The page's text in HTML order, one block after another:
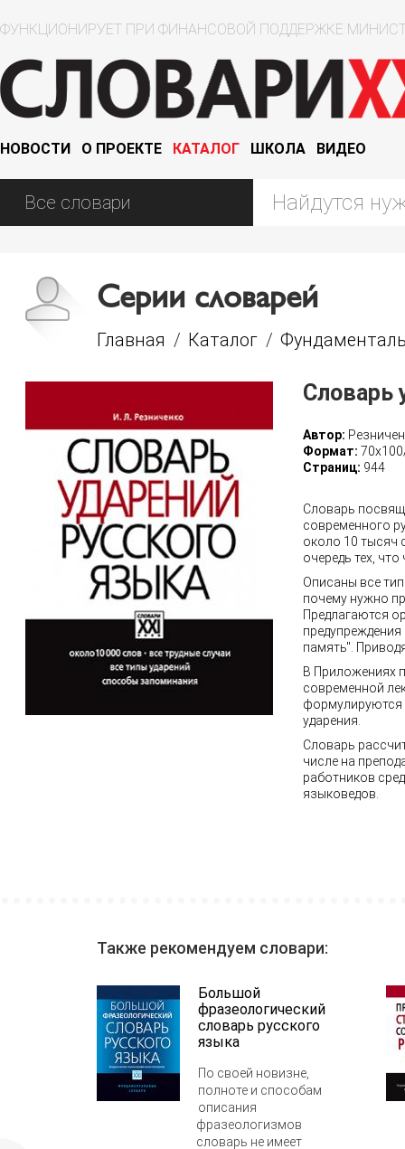
ФУНКЦИОНИРУЕТ ПРИ ФИНАНСОВОЙ ПОДДЕРЖКЕ
НОВОСТИ О ПРОЕКТЕ КАТАЛОГ ШКОЛА ВИДЕО
Серии словарей
Главная / Каталог /
Словарь
Автор:
Формат:
Страниц: 944
Словарь
современного
около 10 тысяч
очередь тех,
Описаны все
почему нужно
Предлагаются
память".
В Приложениях
современной
формулируются
ударения.
Словарь
числе на
работников
языковедов.
Также рекомендуем словари:
Большой
фразеологический
словарь русского
языка
По своей новизне,
полноте и способам
описания
фразеологизмов
словарь не имеет